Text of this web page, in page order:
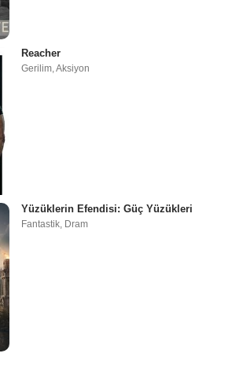
Reacher
Gerilim,Aksiyon
Yüzüklerin Efendisi: Güç Yüzükleri
Fantastik, Dram